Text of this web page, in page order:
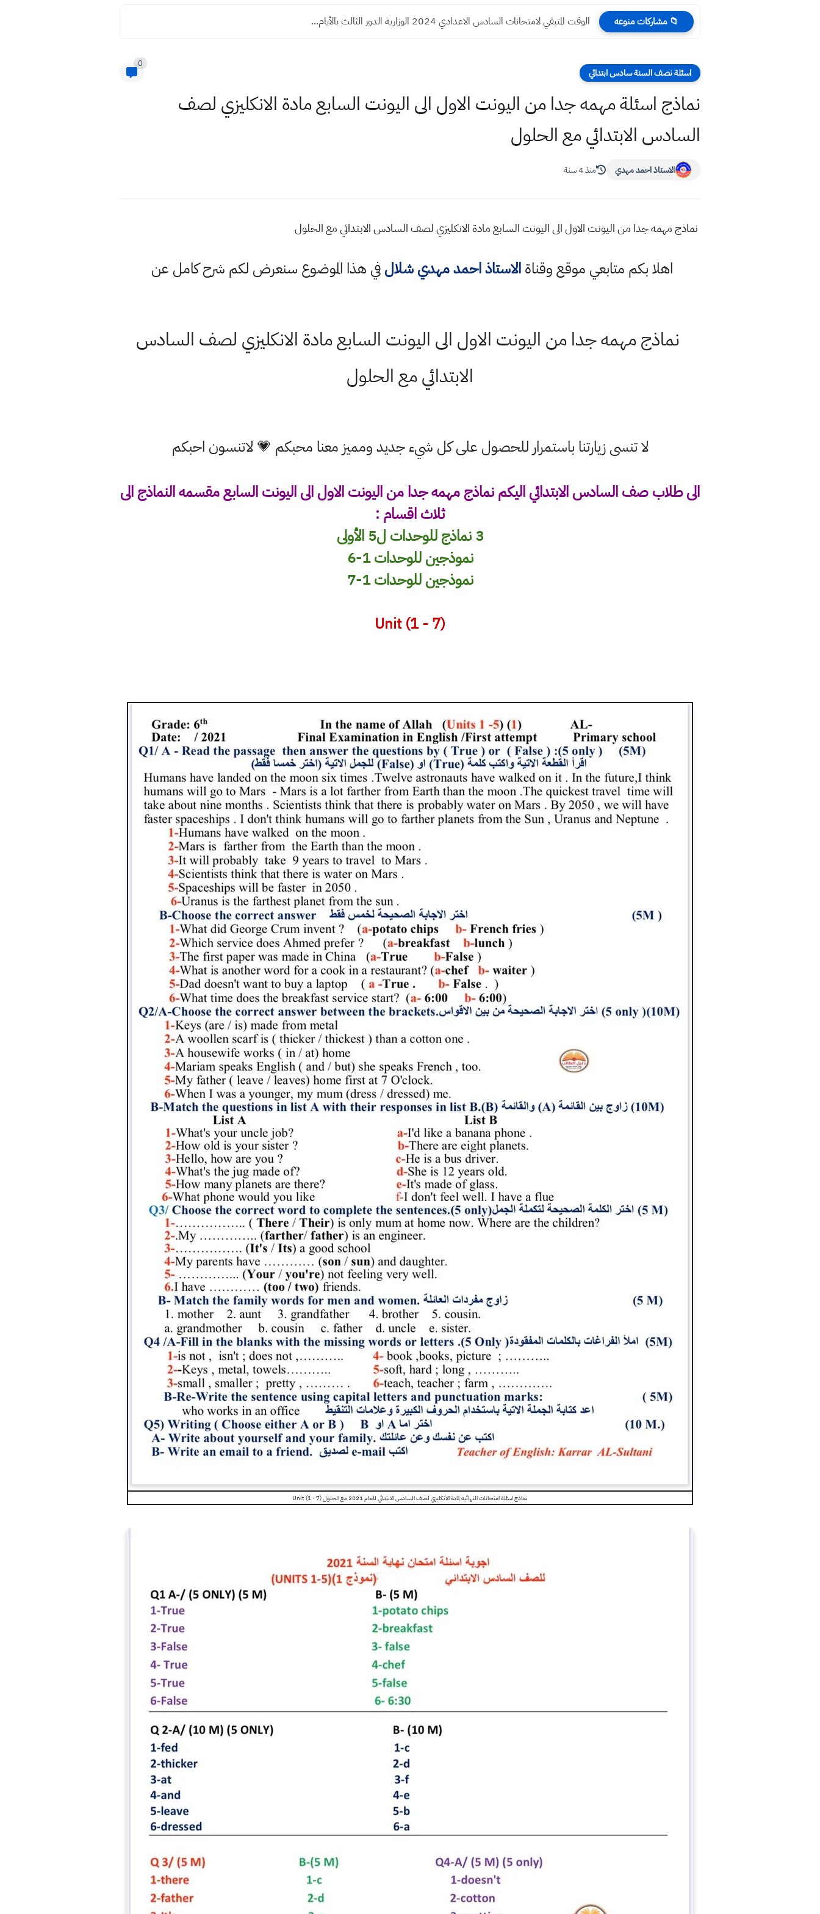
📁 مشاركات منوعه الوقت المتبقي لامتحانات السادس الاعدادي 2024 الوزارية الدور الثالث بالأيام...
اسئلة نصف السنة سادس ابتدائي
0
نماذج اسئلة مهمه جدا من اليونت الاول الى اليونت السابع مادة الانكليزي لصف
السادس الابتدائي مع الحلول
الاستاذ احمد مهدي منذ 4 سنة
نماذج مهمه جدا من اليونت الاول الى اليونت السابع مادة الانكليزي لصف السادس الابتدائي مع الحلول
اهلا بكم متابعي موقع وقناةالاستاذ احمد مهدي شلالفي هذا الموضوع سنعرض لكم شرح كامل عن
نماذج مهمه جدا من اليونت الاول الى اليونت السابع مادة الانكليزي لصف السادس
الابتدائي مع الحلول
لا تنسى زيارتنا باستمرار للحصول على كل شيء جديد ومميز معنا محبكم 💗 لاتنسون احبكم
الى طلاب صف السادس الابتدائي اليكم نماذج مهمه جدا من اليونت الاول الى اليونت السابع مقسمه النماذج الى
ثلاث اقسام :
3 نماذج للوحدات ل5 الأولى
نموذجين للوحدات 1-6
نموذجين للوحدات 1-7
Unit (1 - 7)
نماذج اسئلة امتحانات النهائيه لمادة الانكليزي لصف السادس الابتدائي للعام 2021 مع الحلول Unit (1 - 7)